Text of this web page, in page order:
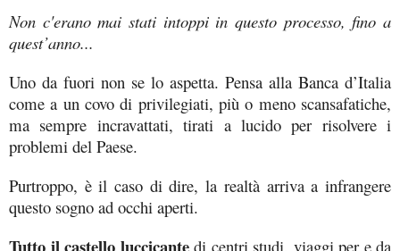
Non c'erano mai stati intoppi in questo processo, fino a
quest’anno...
Uno da fuori non se lo aspetta. Pensa alla Banca d’Italia
come a un covo di privilegiati, più o meno scansafatiche,
ma sempre incravattati, tirati a lucido per risolvere i
problemi del Paese.
Purtroppo, è il caso di dire, la realtà arriva a infrangere
questo sogno ad occhi aperti.
Tutto il castello luccicante di centri studi, viaggi per e da